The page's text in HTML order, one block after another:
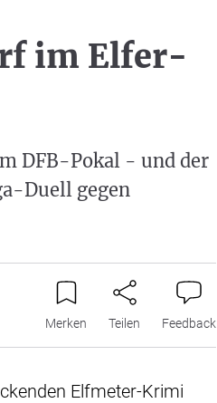
im Elfer-
DFB-Pokal - und der
Duell gegen
Merken Teilen Feedback
Elfmeter-Krimi